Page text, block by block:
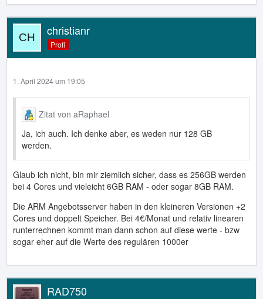
christianr
Profi
1. April 2024 um 19:05
Zitat von aRaphael
Ja, ich auch. Ich denke aber, es weden nur 128 GB
werden.
Glaub ich nicht, bin mir ziemlich sicher, dass es 256GB werden
bei 4 Cores und vieleicht 6GB RAM - oder sogar 8GB RAM.
Die ARM Angebotsserver haben in den kleineren Versionen +2
Cores und doppelt Speicher. Bei 4€/Monat und relativ linearen
runterrechnen kommt man dann schon auf diese werte - bzw
sogar eher auf die Werte des regulären 1000er
RAD750